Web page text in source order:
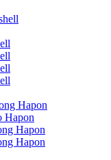
Hapon
Hapon
Hapon
Hapon